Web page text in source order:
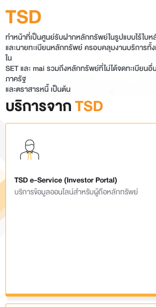
TSD
ทำหน้าที่เป็นศูนย์รับฝากหลักทรัพย์ในรูปแบบไร้ใบ
และนายทะเบียนหลักทรัพย์ ครอบคลุมงานบริการทั้
ใน
SET และ mai รวมถึงหลักทรัพย์ที่ไม่ได้จดทะเบียนอื่
ภาครัฐ
และตราสารหนี้ เป็นต้น
บริการจากTSD
TSD e-Service (Investor Portal)
บริการข้อมูลออนไลน์สำหรับผู้ถือหลักทรัพย์